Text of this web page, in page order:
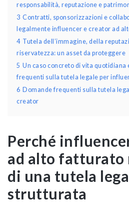
responsabilità, reputazione e
3 Contratti, sponsorizzazioni e
legalmente influencer e creator ad
4 Tutela dell’immagine, della
riservatezza: un asset da proteggere
5 Un caso concreto di vita quotidiana
frequenti sulla tutela legale per
6 Domande frequenti sulla tutela
creator
Perché
ad alto fatturato
di una tutela
strutturata